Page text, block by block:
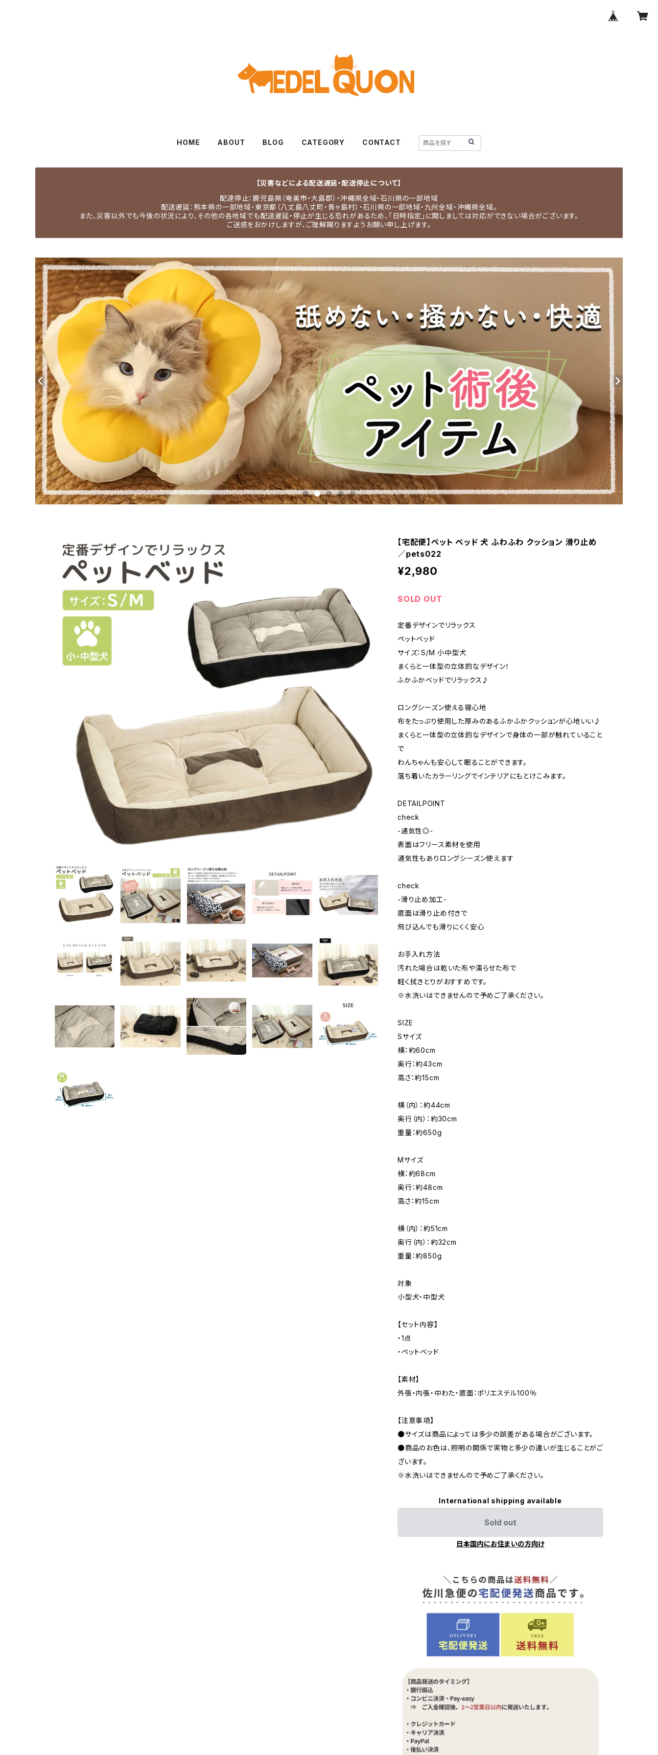
HOME ABOUT BLOG CATEGORY CONTACT
【災害などによる配送遅延・配送停止について】
配達停止：鹿児島県（奄美市・大島郡）・沖縄県全域・石川県の一部地域
配送遅延：熊本県の一部地域・東京都（八丈島八丈町・青ヶ島村）・石川県の一部地域・九州全域・沖縄県全域。
また、災害以外でも今後の状況により、その他の各地域でも配送遅延・停止が生じる恐れがあるため、「日時指定」に関しましては対応ができない場合がございます。
ご迷惑をおかけしますが、ご理解賜りますようお願い申し上げます。
【宅配便】ペット ベッド 犬 ふわふわ クッション 滑り止め
／pets022
¥2,980
SOLD OUT
定番デザインでリラックス
ペットベッド
サイズ：S/M 小中型犬
まくらと一体型の立体的なデザイン！
ふかふかベッドでリラックス♪
ロングシーズン使える寝心地
布をたっぷり使用した厚みのあるふかふかクッションが心地いい♪
まくらと一体型の立体的なデザインで身体の一部が触れていること
で
わんちゃんも安心して眠ることができます。
落ち着いたカラーリングでインテリアにもとけこみます。
DETAILPOINT
check
-通気性◎-
表面はフリース素材を使用
通気性もありロングシーズン使えます
check
-滑り止め加工-
底面は滑り止め付きで
飛び込んでも滑りにくく安心
お手入れ方法
汚れた場合は乾いた布や濡らせた布で
軽く拭きとりがおすすめです。
※水洗いはできませんので予めご了承ください。
SIZE
Sサイズ
横：約60cm
奥行：約43cm
高さ：約15cm
横（内）：約44cm
奥行（内）：約30cm
重量：約650g
Mサイズ
横：約68cm
奥行：約48cm
高さ：約15cm
横（内）：約51cm
奥行（内）：約32cm
重量：約850g
対象
小型犬・中型犬
【セット内容】
・1点
・ペットベッド
【素材】
外張・内張・中わた・底面：ポリエステル100％
【注意事項】
●サイズは商品によっては多少の誤差がある場合がございます。
●商品のお色は、照明の関係で実物と多少の違いが生じることがご
ざいます。
※水洗いはできませんので予めご了承ください。
International shipping available
Sold out
日本国内にお住まいの方向け